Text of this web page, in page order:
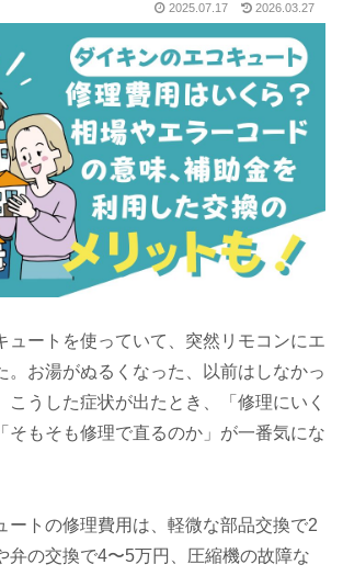
2025.07.17 2026.03.27
ュートを使っていて、突然リモコンにエ
。お湯がぬるくなった、以前はしなかっ
こうした症状が出たとき、「修理にいく
そもそも修理で直るのか」が一番気にな
ートの修理費用は、軽微な部品交換で2
弁の交換で4〜5万円、圧縮機の故障な